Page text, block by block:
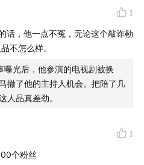
1
话，他一点不冤，无论这个敲诈勒
不怎么样。
曝光后，他参演的电视剧被换
撤了他的主持人机会。把陪了几
人品真差劲。
1
个粉丝